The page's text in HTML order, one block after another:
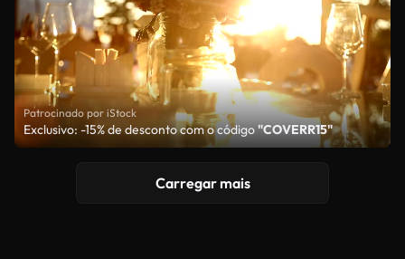
Patrocinado por iStock
Exclusivo: -15% de desconto com o código"COVERR15"
Carregar mais